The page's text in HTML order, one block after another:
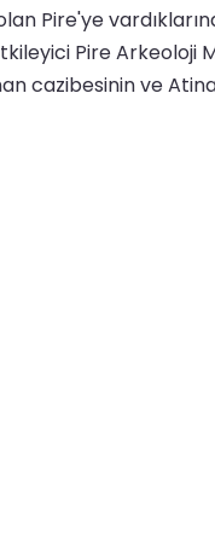
Pire'ye
Pire
ve Atina